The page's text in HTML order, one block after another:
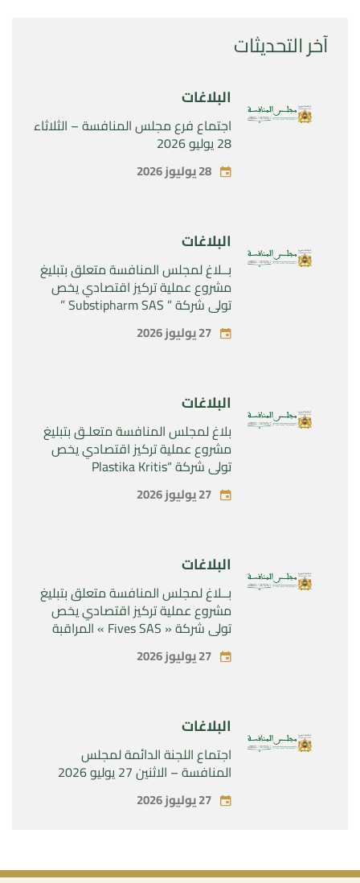
آخر التحديثات
البلاغات
اجتماع فرع مجلس المنافسة – الثلاثاء
28 يوليو 2026
28 يوليوز 2026
البلاغات
بــلاغ لمجلس المنافسة متعلق بتبليغ
مشروع عملية تركيز اقتصادي يخص
تولي شركة ” Substipharm SAS ”
المراقبة الحصرية للأصول والحقوق
المتعلقة بالمنتجين الصيدلانيين”
27 يوليوز 2026
البلاغات
بلاغ لمجلس المنافسة متعلـق بتبليغ
مشروع عملية تركيز اقتصادي يخص
تولي شركة “Plastika Kritis
SA”المراقبة الحصرية لشركة
“Naturplas Industrial SARL” 27 يوليوز 2026
البلاغات
بــلاغ لمجلس المنافسة متعلق بتبليغ
مشروع عملية تركيز اقتصادي يخص
تولي شركة « Fives SAS » المراقبة
SAS »27 يوليوز 2026
البلاغات
اجتماع اللجنة الدائمة لمجلس
المنافسة – الاثنين 27 يوليو 2026
27 يوليوز 2026